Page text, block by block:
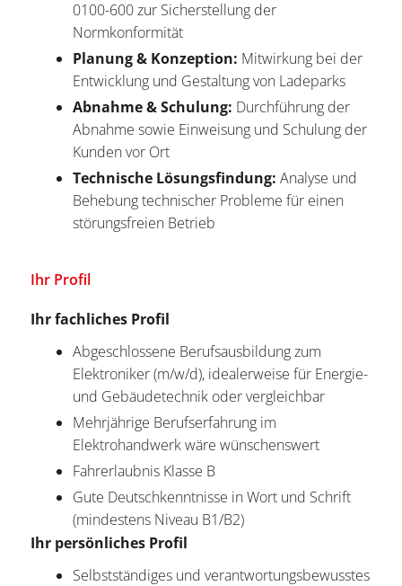
0100-600 zur Sicherstellung der
Normkonformität
Planung & Konzeption: Mitwirkung bei der
Entwicklung und Gestaltung von Ladeparks
Abnahme & Schulung: Durchführung der
Abnahme sowie Einweisung und Schulung der
Kunden vor Ort
Technische Lösungsfindung: Analyse und
Behebung technischer Probleme für einen
störungsfreien Betrieb
Ihr Profil
Ihr fachliches Profil
Abgeschlossene Berufsausbildung zum
Elektroniker (m/w/d), idealerweise für Energie-
und Gebäudetechnik oder vergleichbar
Mehrjährige Berufserfahrung im
Elektrohandwerk wäre wünschenswert
Fahrerlaubnis Klasse B
Gute Deutschkenntnisse in Wort und Schrift
(mindestens Niveau B1/B2)
Ihr persönliches Profil
Selbstständiges und verantwortungsbewusstes